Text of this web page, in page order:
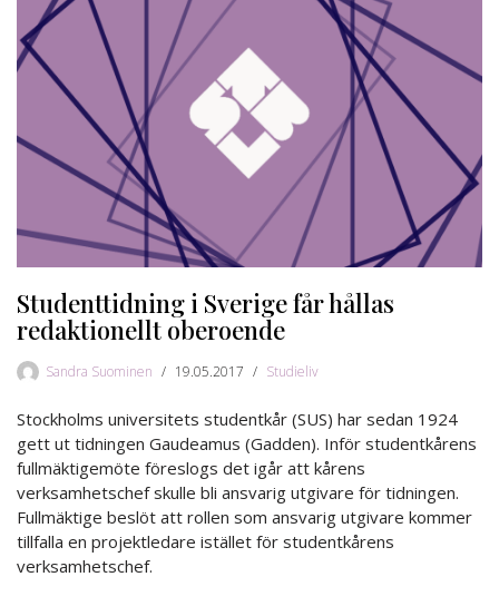
Studenttidning i Sverige får hållas
redaktionellt oberoende
Sandra Suominen 19.05.2017 Studieliv
Stockholms universitets studentkår (SUS) har sedan 1924
gett ut tidningen Gaudeamus (Gadden). Inför studentkårens
fullmäktigemöte föreslogs det igår att kårens
verksamhetschef skulle bli ansvarig utgivare för tidningen.
Fullmäktige beslöt att rollen som ansvarig utgivare kommer
tillfalla en projektledare istället för studentkårens
verksamhetschef.